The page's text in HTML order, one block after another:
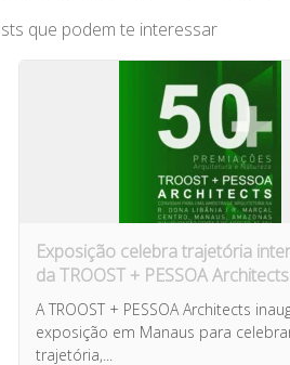
que podem te interessar
Exposição celebra trajetória
da TROOST + PESSOA
Manaus
A TROOST + PESSOA Architects
exposição em Manaus para
trajetória,...